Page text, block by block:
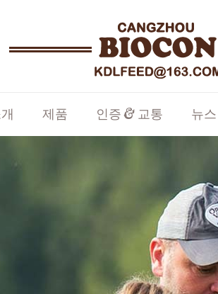
제품 인증 & 교통 뉴스